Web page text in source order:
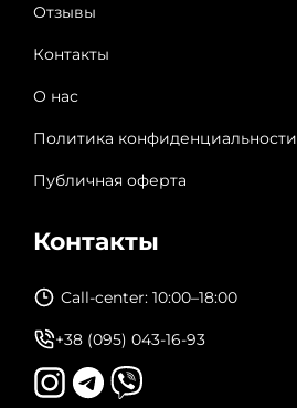
Отзывы
Контакты
О нас
Политика конфиденциальности
Публичная оферта
Контакты
Call-center: 10:00–18:00
+38 (095) 043-16-93